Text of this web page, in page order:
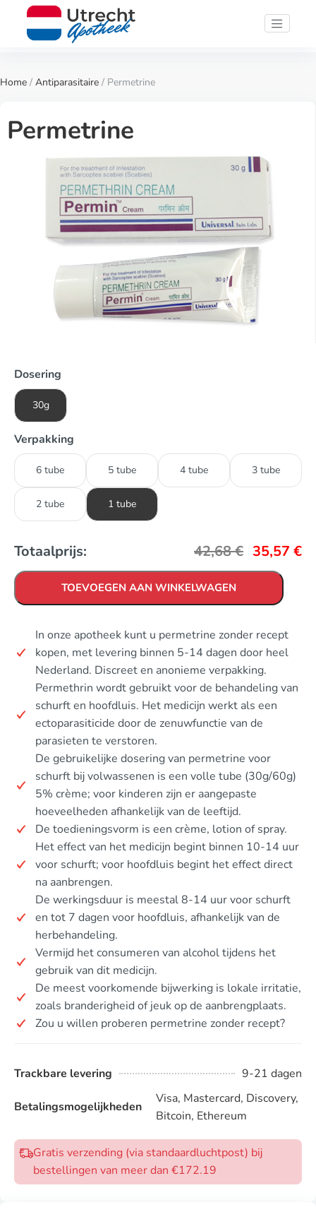
Home / Antiparasitaire / Permetrine
Permetrine
Dosering
30g
Verpakking
6 tube 5 tube 4 tube 3 tube
2 tube 1 tube
Totaalprijs: 42,68€ 35,57 €
TOEVOEGEN AAN WINKELWAGEN
In onze apotheek kunt u permetrine zonder recept
kopen, met levering binnen 5-14 dagen door heel
Nederland. Discreet en anonieme verpakking.
Permethrin wordt gebruikt voor de behandeling van
schurft en hoofdluis. Het medicijn werkt als een
ectoparasiticide door de zenuwfunctie van de
parasieten te verstoren.
De gebruikelijke dosering van permetrine voor
schurft bij volwassenen is een volle tube (30g/60g)
5% crème; voor kinderen zijn er aangepaste
hoeveelheden afhankelijk van de leeftijd.
De toedieningsvorm is een crème, lotion of spray.
Het effect van het medicijn begint binnen 10-14 uur
voor schurft; voor hoofdluis begint het effect direct
na aanbrengen.
De werkingsduur is meestal 8-14 uur voor schurft
en tot 7 dagen voor hoofdluis, afhankelijk van de
herbehandeling.
Vermijd het consumeren van alcohol tijdens het
gebruik van dit medicijn.
De meest voorkomende bijwerking is lokale irritatie,
zoals branderigheid of jeuk op de aanbrengplaats.
Zou u willen proberen permetrine zonder recept?
Trackbare levering 9-21 dagen
Betalingsmogelijkheden
Visa, Mastercard, Discovery,
Bitcoin, Ethereum
Gratis verzending (via standaardluchtpost) bij
bestellingen van meer dan €172.19